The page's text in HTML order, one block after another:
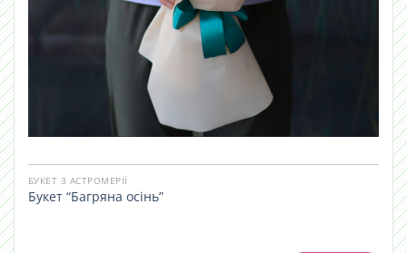
БУКЕТ З АСТРОМЕРІЇ
Букет “Багряна осінь”